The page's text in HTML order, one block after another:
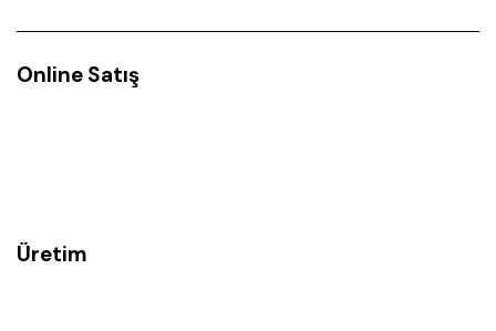
Online Satış
Üretim